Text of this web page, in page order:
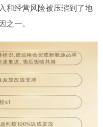
和经营风险被压缩到了地
之一。